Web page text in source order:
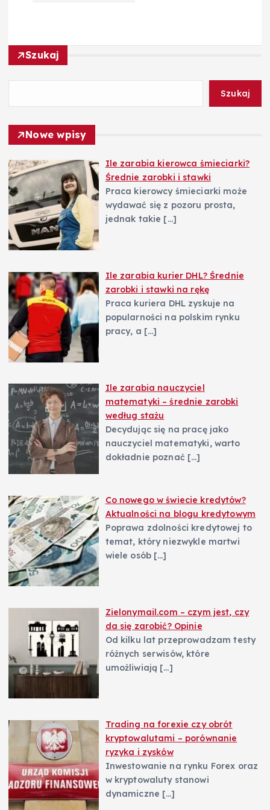
j
a
w
p
i
s
u
Szukaj
Szukaj
Nowe wpisy
Ile zarabia kierowca śmieciarki?
Średnie zarobki i stawki
Praca kierowcy śmieciarki może
wydawać się z pozoru prosta,
jednak takie […]
Ile zarabia kurier DHL? Średnie
zarobki i stawki na rękę
Praca kuriera DHL zyskuje na
popularności na polskim rynku
pracy, a […]
Ile zarabia nauczyciel
matematyki – średnie zarobki
według stażu
Decydując się na pracę jako
nauczyciel matematyki, warto
dokładnie poznać […]
Co nowego w świecie kredytów?
Aktualności na blogu kredytowym
Poprawa zdolności kredytowej to
temat, który niezwykle martwi
wiele osób […]
Zielonymail.com – czym jest, czy
da się zarobić? Opinie
Od kilku lat przeprowadzam testy
różnych serwisów, które
umożliwiają […]
Trading na forexie czy obrót
kryptowalutami – porównanie
ryzyka i zysków
Inwestowanie na rynku Forex oraz
w kryptowaluty stanowi
dynamiczne […]